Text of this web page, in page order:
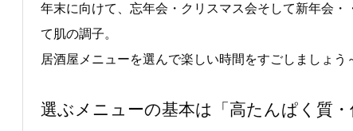
年末に向けて、忘年会・クリスマス会そして新年会
て肌の調子。
居酒屋メニューを選んで楽しい時間をすごしましょう
選ぶメニューの基本は「高たんぱく質・